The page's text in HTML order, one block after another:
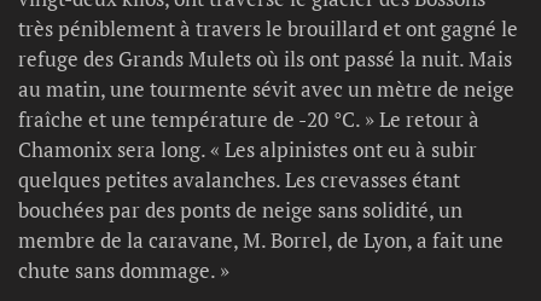
très péniblement à travers le brouillard et ont gagné le
refuge des Grands Mulets où ils ont passé la nuit. Mais
au matin, une tourmente sévit avec un mètre de neige
fraîche et une température de -20 °C. » Le retour à
Chamonix sera long. « Les alpinistes ont eu à subir
quelques petites avalanches. Les crevasses étant
bouchées par des ponts de neige sans solidité, un
membre de la caravane, M. Borrel, de Lyon, a fait une
chute sans dommage. »